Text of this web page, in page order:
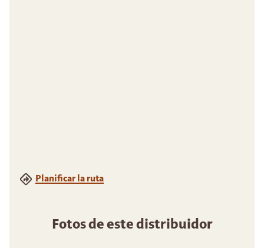
Planificar la ruta
Fotos de este distribuidor